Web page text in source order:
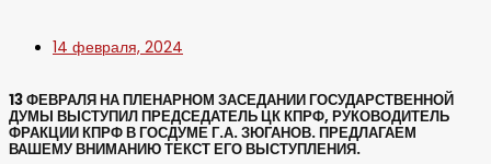
14 февраля, 2024
13 ФЕВРАЛЯ НА ПЛЕНАРНОМ ЗАСЕДАНИИ ГОСУДАРСТВЕННОЙ
ДУМЫ ВЫСТУПИЛ ПРЕДСЕДАТЕЛЬ ЦК КПРФ, РУКОВОДИТЕЛЬ
ФРАКЦИИ КПРФ В ГОСДУМЕ Г.А. ЗЮГАНОВ. ПРЕДЛАГАЕМ
ВАШЕМУ ВНИМАНИЮ ТЕКСТ ЕГО ВЫСТУПЛЕНИЯ.